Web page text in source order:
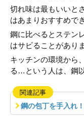
切れ味は最もいいと
はあまりおすすめで
鋼に比べるとステン
はサビることがあり
キッチンの環境から
る…という人は、鋼
関連記事
鋼の包丁を手入れ